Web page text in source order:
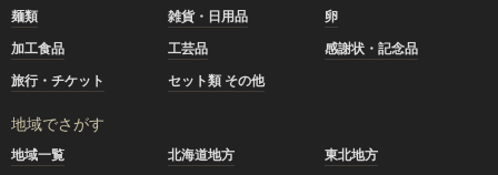
麺類
雑貨・日用品
卵
加工食品
工芸品
感謝状・記念品
旅行・チケット
セット類 その他
地域でさがす
地域一覧 北海道地方
東北地方